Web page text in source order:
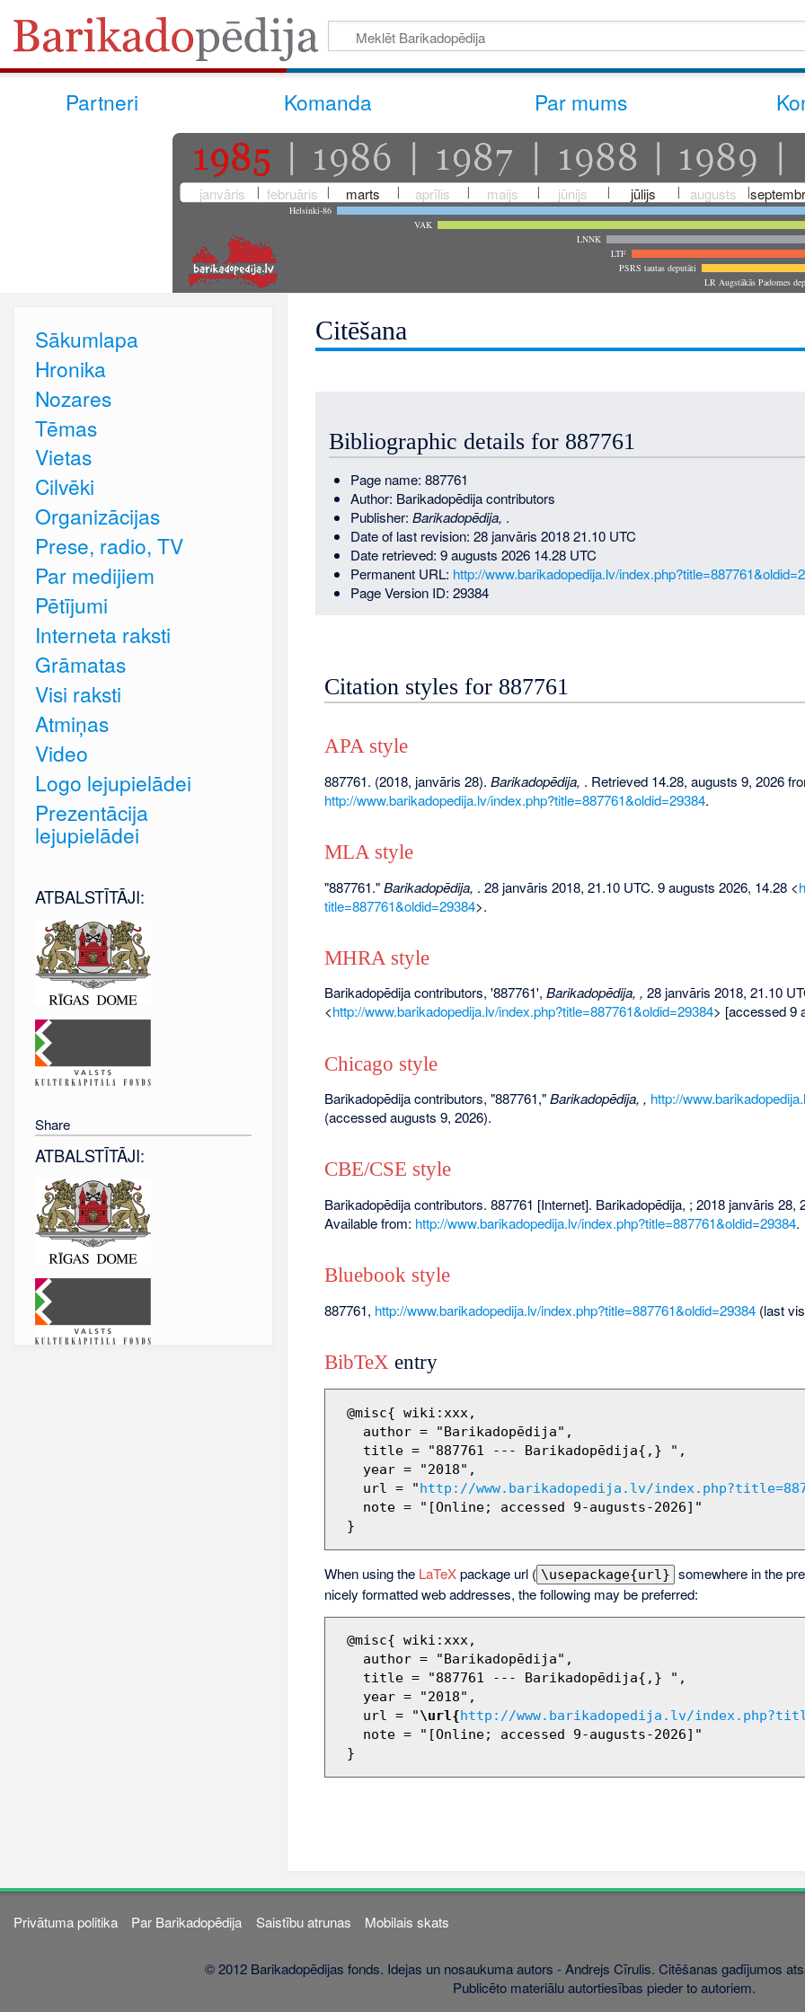
Partneri Komanda Par mums
janvāris februāris marts aprīlis maijs jūnijs jūlijs augusts
Helsinki-86
VAK
LNNK
LTF
PSRS tautas deputāti
LR Augstākās Padomes
Citēšana
Bibliographic details for 887761
Page name: 887761
Author: Barikadopēdija contributors
Publisher: Barikadopēdija, .
Date of last revision: 28 janvāris 2018 21.10 UTC
Date retrieved: 9 augusts 2026 14.28 UTC
Permanent URL: http://www.barikadopedija.lv/
Page Version ID: 29384
Citation styles for 887761
APA style
887761. (2018, janvāris 28). Barikadopēdija, . Retrieved 14.28, augusts 9, 2026
http://www.barikadopedija.lv/index.php?title=887761&oldid=29384.
MLA style
"887761."Barikadopēdija, . 28 janvāris 2018, 21.10 UTC. 9 augusts 2026, 14.28 <
title=887761&oldid=29384>.
MHRA style
Barikadopēdija contributors, '887761', Barikadopēdija, , 28 janvāris 2018, 21.10
<http://www.barikadopedija.lv/index.php?title=887761&oldid=29384> [accessed 9
Chicago style
Barikadopēdija contributors, "887761,"Barikadopēdija, , http://
(accessed augusts 9, 2026).
CBE/CSE style
Barikadopēdija contributors. 887761 [Internet]. Barikadopēdija, ; 2018 janvāris 28,
Available from: http://www.barikadopedija.lv/index.php?title=887761&oldid=29384.
Bluebook style
887761, http://www.barikadopedija.lv/index.php?title=887761&oldid=29384(last
BibTeX entry
   url = "
http://www.barikadopedija.lv/
When using the LaTeXpackage url ( \usepackage{url} somewhere in the
nicely formatted web addresses, the following may be preferred:
   url = "
\url{http://www.barikadopedija.lv/
Sākumlapa
Hronika
Nozares
Tēmas
Vietas
Cilvēki
Organizācijas
Prese, radio, TV
Par medijiem
Pētījumi
Interneta raksti
Grāmatas
Visi raksti
Atmiņas
Video
Logo lejupielādei
Prezentācija
lejupielādei
ATBALSTĪTĀJI:
Share
ATBALSTĪTĀJI:
Privātuma politika Par Barikadopēdija Saistību atrunas Mobilais skats
© 2012 Barikadopēdijas fonds. Idejas un nosaukuma autors - Andrejs Cīrulis. Citēšanas gadījumos
Publicēto materiālu autortiesības pieder to autoriem.